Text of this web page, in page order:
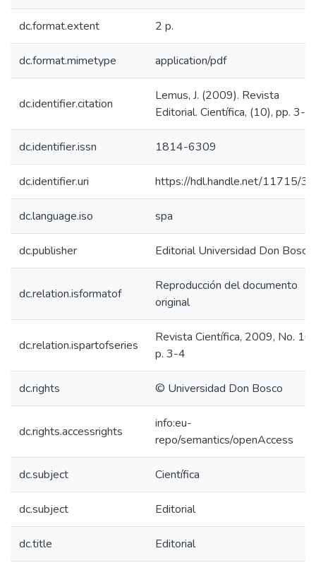
dc.format.extent 2 p.
dc.format.mimetype application/pdf
dc.identifier.citation
Lemus, J. (2009). Revista
Editorial. Científica, (10), pp. 3-4.
dc.identifier.issn 1814-6309
dc.identifier.uri https://hdl.handle.net/11715/
dc.language.iso spa
dc.publisher Editorial Universidad Don Bosco
dc.relation.isformatof
Reproducción del documento
original
dc.relation.ispartofseries
Revista Científica, 2009, No. 10,
p. 3-4
dc.rights © Universidad Don Bosco
dc.rights.accessrights
info:eu-
repo/semantics/openAccess
dc.subject Científica
dc.subject Editorial
dc.title Editorial